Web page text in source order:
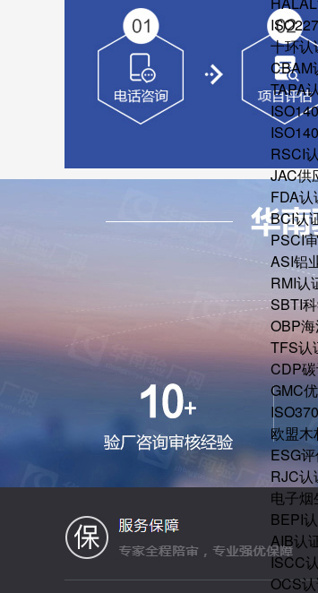
十环认
CBAM
TAPA
RSCI
JAC供
FDA认
BCI认
PSCI
ASI铝
RMI认
SBTI
OBP
TFS认
CDP
GMC
欧盟
ESG
RJC认
电子
BEPI
AIB认
ISCC
OCS